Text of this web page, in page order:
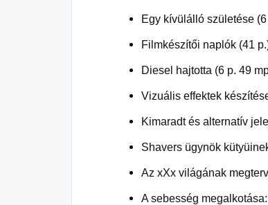
Egy kívülálló születése
Filmkészítői naplók (41
Diesel hajtotta (6 p. 49
Vizuális effektek
Kimaradt és alternatív
Shavers ügynök
Az xXx világának
A sebesség